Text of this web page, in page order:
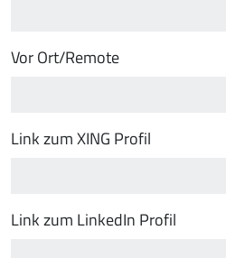
Vor Ort/Remote
Link zum XING Profil
Link zum LinkedIn Profil